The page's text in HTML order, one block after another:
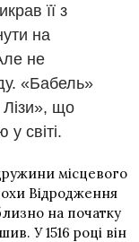
її з
на
не
«Бабель»
Лізи», що
світі.
місцевого
Відродження
на початку
У 1516 році він